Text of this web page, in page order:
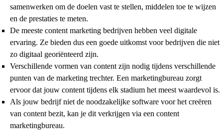
samenwerken om de doelen vast te stellen, middelen toe te wijzen
en de prestaties te meten.
De meeste content marketing bedrijven hebben veel digitale
ervaring. Ze bieden dus een goede uitkomst voor bedrijven die niet
zo digitaal georiënteerd zijn.
Verschillende vormen van content zijn nodig tijdens verschillende
punten van de marketing trechter. Een marketingbureau zorgt
ervoor dat jouw content tijdens elk stadium het meest waardevol is.
Als jouw bedrijf niet de noodzakelijke software voor het creëren
van content bezit, kan je dit verkrijgen via een content
marketingbureau.